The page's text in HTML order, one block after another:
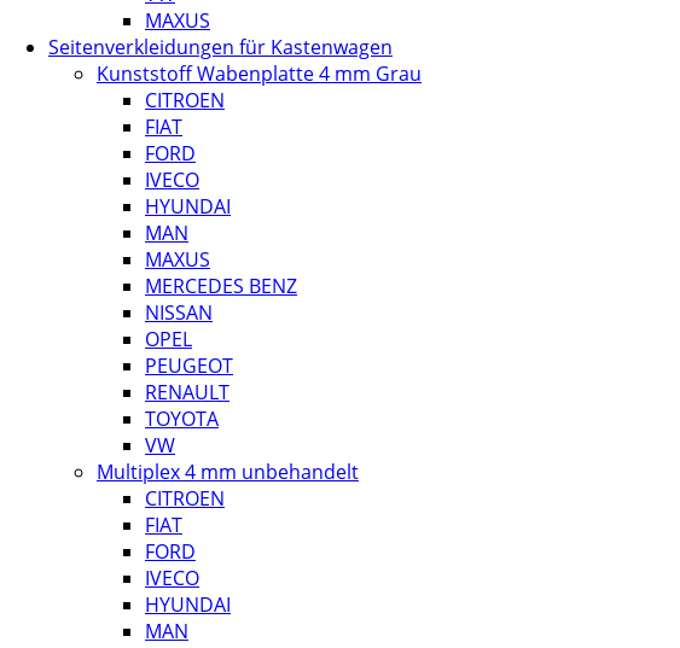
MAXUS
Seitenverkleidungen für Kastenwagen
Kunststoff Wabenplatte 4 mm Grau
CITROEN
FIAT
FORD
IVECO
HYUNDAI
MAN
MAXUS
MERCEDES BENZ
NISSAN
OPEL
PEUGEOT
RENAULT
TOYOTA
VW
Multiplex 4 mm unbehandelt
CITROEN
FIAT
FORD
IVECO
HYUNDAI
MAN